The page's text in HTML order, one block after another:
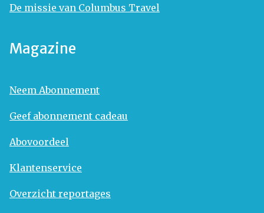
De missie van Columbus Travel
Magazine
Neem Abonnement
Geef abonnement cadeau
Abovoordeel
Klantenservice
Overzicht reportages